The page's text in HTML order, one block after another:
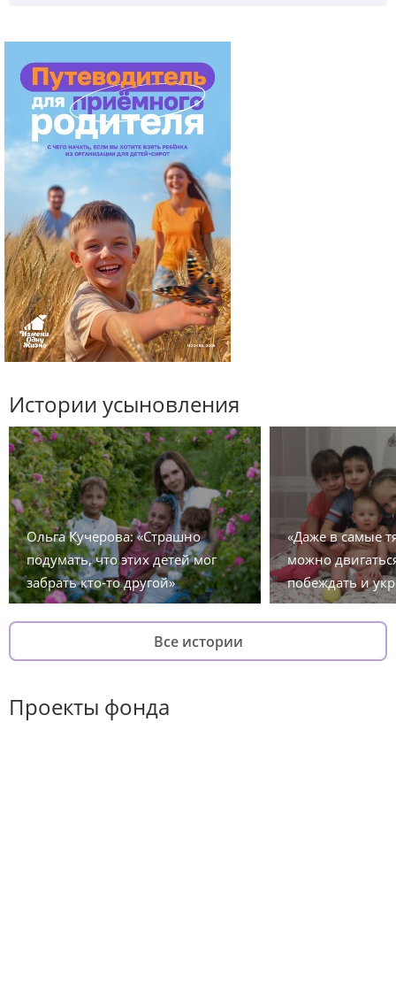
Истории усыновления
Ольга Кучерова: «Страшно
подумать, что этих детей мог
забрать кто-то другой»
«Даже в самые
можно
побеждать и
Все истории
Проекты фонда